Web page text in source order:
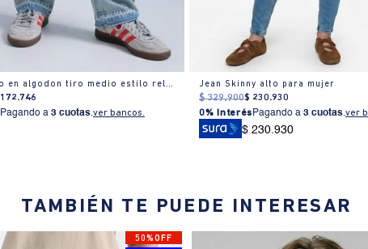
Jeans recto en algodon tiro medio estilo relajado
172.746
Pagando a3 cuotas.ver bancos.
Jean Skinny alto para mujer
$ 329.900$ 230.930
0% Interés Pagando a3 cuotas.ver
$ 230.930
TAMBIÉN TE PUEDE INTERESAR
50%OFF